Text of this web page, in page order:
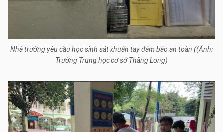
Nhà trường yêu cầu học sinh sát khuẩn tay đảm bảo an toàn ((Ảnh:
Trường Trung học cơ sở Thăng Long)